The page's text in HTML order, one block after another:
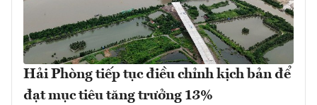
Hải Phòng tiếp tục điều chỉnh kịch bản để
đạt mục tiêu tăng trưởng 13%